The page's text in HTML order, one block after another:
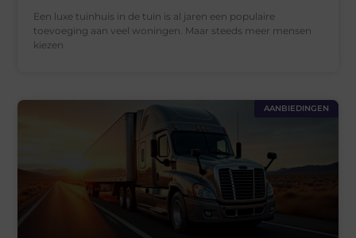
Een luxe tuinhuis in de tuin is al jaren een populaire
toevoeging aan veel woningen. Maar steeds meer mensen
kiezen
AANBIEDINGEN